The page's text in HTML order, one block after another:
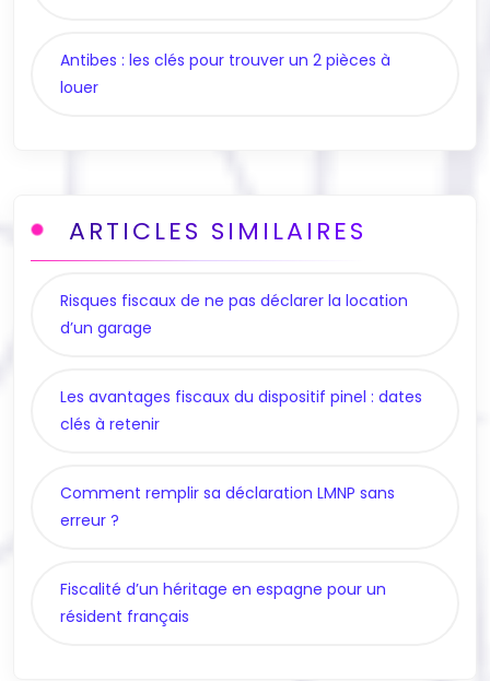
Antibes : les clés pour trouver un 2 pièces à
louer
ARTICLES SIMILAIRES
Risques fiscaux de ne pas déclarer la location
d’un garage
Les avantages fiscaux du dispositif pinel : dates
clés à retenir
Comment remplir sa déclaration LMNP sans
erreur ?
Fiscalité d’un héritage en espagne pour un
résident français